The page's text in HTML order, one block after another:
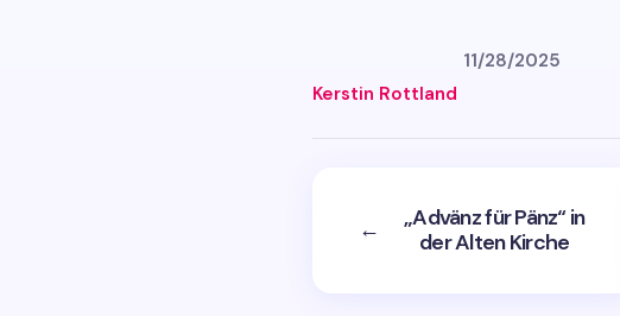
Kerstin Rottland
11/28/2025
←
„Advänz für Pänz“ in
der Alten Kirche